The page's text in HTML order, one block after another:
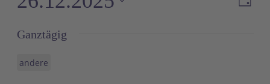
Tag
wählen.
Ganztägig
andere